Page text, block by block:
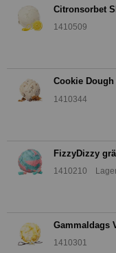
Citronsorbet
1410509
Cookie
1410344
FizzyDizzy
1410210
Gammaldags
1410301